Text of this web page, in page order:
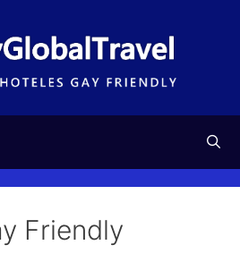
Friendly